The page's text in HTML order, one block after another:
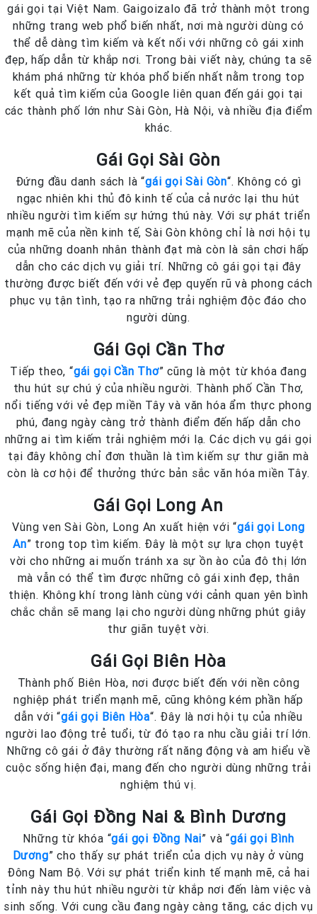
gái gọi tại Việt Nam. Gaigoizalo đã trở thành một trong
những trang web phổ biến nhất, nơi mà người dùng có
thể dễ dàng tìm kiếm và kết nối với những cô gái xinh
đẹp, hấp dẫn từ khắp nơi. Trong bài viết này, chúng ta sẽ
khám phá những từ khóa phổ biến nhất nằm trong top
kết quả tìm kiếm của Google liên quan đến gái gọi tại
các thành phố lớn như Sài Gòn, Hà Nội, và nhiều địa điểm
khác.
Gái Gọi Sài Gòn
Đứng đầu danh sách là “gái gọi Sài Gòn“. Không có gì
ngạc nhiên khi thủ đô kinh tế của cả nước lại thu hút
nhiều người tìm kiếm sự hứng thú này. Với sự phát triển
mạnh mẽ của nền kinh tế, Sài Gòn không chỉ là nơi hội tụ
của những doanh nhân thành đạt mà còn là sân chơi hấp
dẫn cho các dịch vụ giải trí. Những cô gái gọi tại đây
thường được biết đến với vẻ đẹp quyến rũ và phong cách
phục vụ tận tình, tạo ra những trải nghiệm độc đáo cho
người dùng.
Gái Gọi Cần Thơ
Tiếp theo, “gái gọi Cần Thơ” cũng là một từ khóa đang
thu hút sự chú ý của nhiều người. Thành phố Cần Thơ,
nổi tiếng với vẻ đẹp miền Tây và văn hóa ẩm thực phong
phú, đang ngày càng trở thành điểm đến hấp dẫn cho
những ai tìm kiếm trải nghiệm mới lạ. Các dịch vụ gái gọi
tại đây không chỉ đơn thuần là tìm kiếm sự thư giãn mà
còn là cơ hội để thưởng thức bản sắc văn hóa miền Tây.
Gái Gọi Long An
Vùng ven Sài Gòn, Long An xuất hiện với “gái gọi Long
An” trong top tìm kiếm. Đây là một sự lựa chọn tuyệt
vời cho những ai muốn tránh xa sự ồn ào của đô thị lớn
mà vẫn có thể tìm được những cô gái xinh đẹp, thân
thiện. Không khí trong lành cùng với cảnh quan yên bình
chắc chắn sẽ mang lại cho người dùng những phút giây
thư giãn tuyệt vời.
Gái Gọi Biên Hòa
Thành phố Biên Hòa, nơi được biết đến với nền công
nghiệp phát triển mạnh mẽ, cũng không kém phần hấp
dẫn với “gái gọi Biên Hòa“. Đây là nơi hội tụ của nhiều
người lao động trẻ tuổi, từ đó tạo ra nhu cầu giải trí lớn.
Những cô gái ở đây thường rất năng động và am hiểu về
cuộc sống hiện đại, mang đến cho người dùng những trải
nghiệm thú vị.
Gái Gọi Đồng Nai & Bình Dương
Những từ khóa “gái gọi Đồng Nai” và “gái gọi Bình
Dương” cho thấy sự phát triển của dịch vụ này ở vùng
Đông Nam Bộ. Với sự phát triển kinh tế mạnh mẽ, cả hai
tỉnh này thu hút nhiều người từ khắp nơi đến làm việc và
sinh sống. Với cung cầu đang ngày càng tăng, các dịch vụ